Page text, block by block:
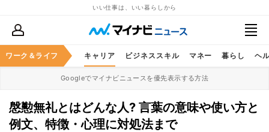
いい仕事は、いい暮らしから
ワーク＆ライフ キャリア ビジネススキル マネー 暮らし ヘ
Googleでマイナビニュースを優先表示する方法
慇懃無礼とはどんな人? 言葉の意味や使い方と
例文、特徴・心理に対処法まで